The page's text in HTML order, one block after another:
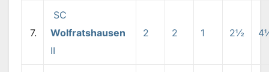
7.
SC
Wolfratshausen
II
2 2 1 2½